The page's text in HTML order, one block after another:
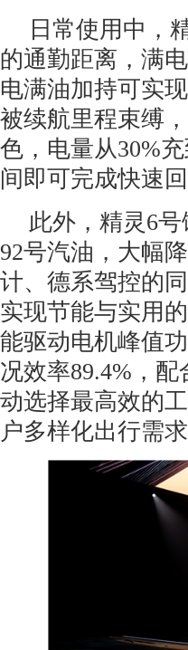
日常使用中，
的通勤距离，满
电满油加持可实
被续航里程束缚
色，电量从30%
间即可完成快速
此外，精灵6
92号汽油，大幅
计、德系驾控的
实现节能与实用
能驱动电机峰值
况效率89.4%，
动选择最高效的
户多样化出行需求